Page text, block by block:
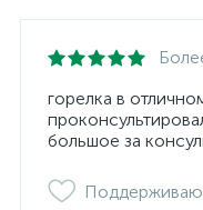
горелка в
большое за
Поддерживаю